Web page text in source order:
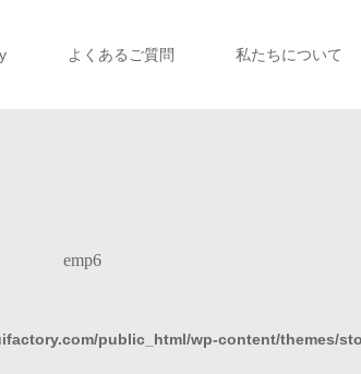
よくあるご質問 私たちについて
emp6
public_html/wp-content/themes/